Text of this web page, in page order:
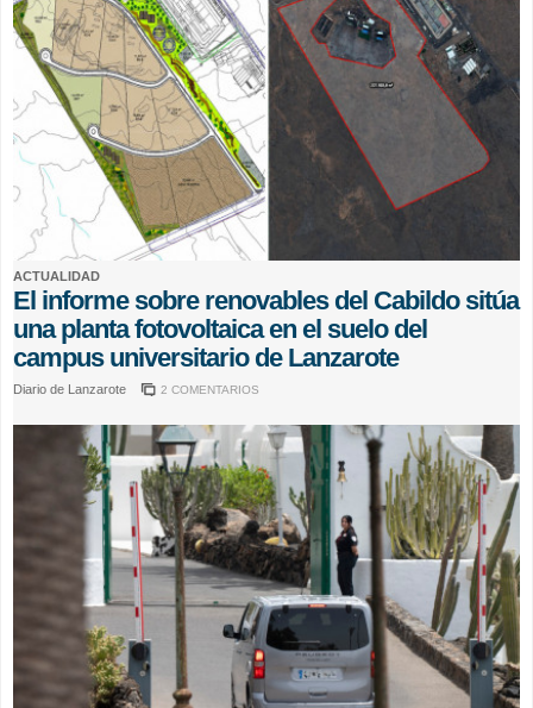
ACTUALIDAD
El informe sobre renovables del Cabildo sitúa
una planta fotovoltaica en el suelo del
campus universitario de Lanzarote
Diario de Lanzarote 2 COMENTARIOS